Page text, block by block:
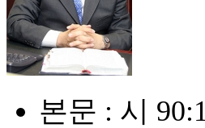
본문 : 시